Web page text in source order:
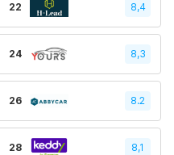
22 8,4
24 8,3
26 8.2
28 8,1